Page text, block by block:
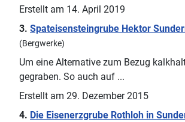
Erstellt am 14. April 2019
3. Spateisensteingrube Hektor
(Bergwerke)
Um eine Alternative zum Bezug
gegraben. So auch auf ...
Erstellt am 29. Dezember 2015
4. Die Eisenerzgrube Rothloh in